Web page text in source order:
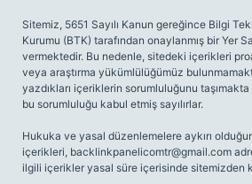
Sitemiz, 5651 Sayılı Kanun gereğince Bilgi
Kurumu (BTK) tarafından onaylanmış bir Yer
vermektedir. Bu nedenle, sitedeki içerikleri
veya araştırma yükümlülüğümüz
yazdıkları içeriklerin sorumluluğunu
bu sorumluluğu kabul etmiş sayılırlar.
Hukuka ve yasal düzenlemelere aykırı
içerikleri, backlinkpanelicomtr@gmail.com
ilgili içerikler yasal süre içerisinde sitemizden